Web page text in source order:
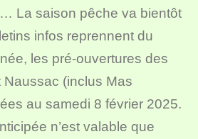
La saison pêche va bientôt
infos reprennent du
les pré-ouvertures des
Naussac (inclus Mas
au samedi 8 février 2025.
n’est valable que